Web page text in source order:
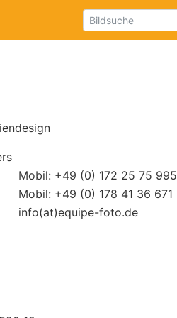
Mobil: +49 (0) 172 25 75 995
Mobil: +49 (0) 178 41 36 671
info(at)equipe-foto.de